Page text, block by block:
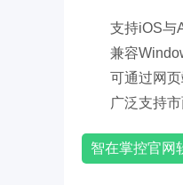
支持iOS与
兼容
可通过网
广泛支持
智在掌控官网